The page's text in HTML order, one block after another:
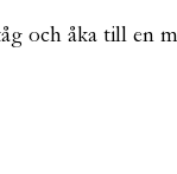
och åka till en